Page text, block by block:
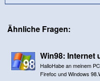
Ähnliche Fragen:
Win98: Internet
HalloHabe an meinem
Firefoc und Windows